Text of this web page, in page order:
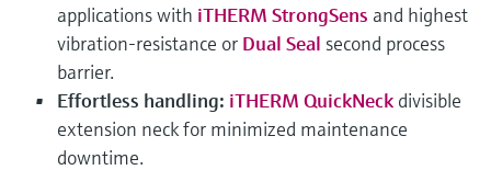
applications with iTHERM StrongSens and highest
vibration-resistance or Dual Seal second process
barrier.
Effortless handling: iTHERM QuickNeck divisible
extension neck for minimized maintenance
downtime.